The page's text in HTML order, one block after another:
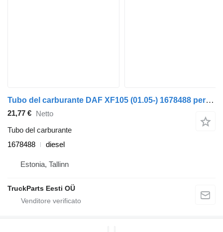
Tubo del carburante DAF XF105 (01.05-) 1678488 per trattore stradale DAF XF95, XF105 (2001-2014)
21,77 € Netto
Tubo del carburante
1678488
diesel
Estonia, Tallinn
TruckParts Eesti OÜ